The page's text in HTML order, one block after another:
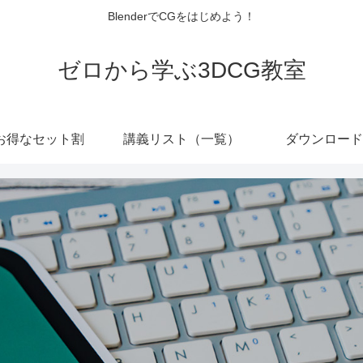
BlenderでCGをはじめよう！
ゼロから学ぶ3DCG教室
得なセット割 講義リスト（一覧） ダウンロード